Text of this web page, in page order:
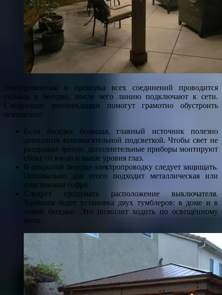
Электромонтаж и проверка всех соединений проводится
сначала в беседке, после чего линию подключают к сети.
Следующие рекомендации помогут грамотно обустроить
освещение:
Если беседка большая, главный источник полезно
дополнить вспомогательной подсветкой. Чтобы свет не
раздражал зрение, дополнительные приборы монтируют
сбоку от входа и выше уровня глаз.
В открытой беседке электропроводку следует защищать.
Оптимально для этого подходит металлическая или
пластиковая гофра.
Следует продумать расположение выключателя.
Удобным будет установка двух тумблеров: в доме и в
самой беседке. Это позволит ходить по освещённому
пути.